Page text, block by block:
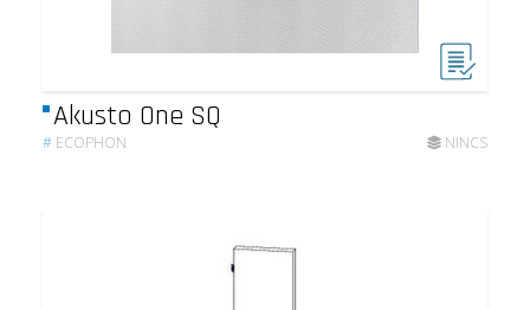
Akusto One SQ
# ECOPHON NINCS